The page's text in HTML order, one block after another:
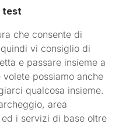
test
che consente di
vi consiglio di
e passare insieme a
possiamo anche
qualcosa insieme.
area
i servizi di base oltre